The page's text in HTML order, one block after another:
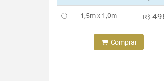
1,5m x 1,0m R$
Comprar